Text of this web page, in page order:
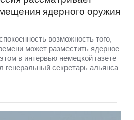
ядерного оружия
возможность того,
может разместить ядерное
в интервью немецкой газете
генеральный секретарь альянса